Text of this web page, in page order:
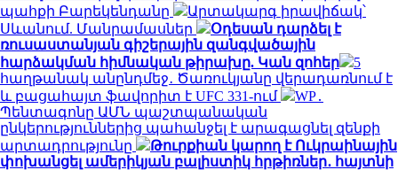
պահքի Բարեկենդանը
Արտակարգ իրավիճակ՝
Սևանում. Մանրամասներ
Օդեսան դարձել է
ռուսաստանյան գիշերային զանգվածային
հարձակման հիմնական թիրախը. Կան զոհեր
5
հաղթանակ անընդմեջ․ Ծառուկյանը վերադառնում է
և բացահայտ ֆավորիտ է UFC 331-ում
WP․
Պենտագոնը ԱՄՆ պաշտպանական
ընկերություններից պահանջել է արագացնել զենքի
արտադրությունը
Թուրքիան կարող է Ուկրաինային
փոխանցել ամերիկյան բալիստիկ հրթիռներ․ հայտնի